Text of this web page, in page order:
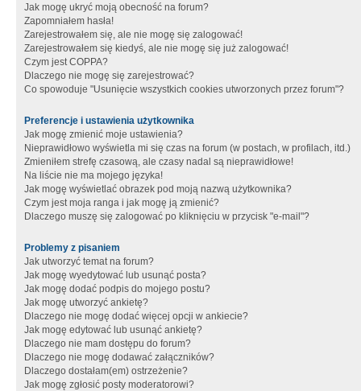
Jak mogę ukryć moją obecność na forum?
Zapomniałem hasła!
Zarejestrowałem się, ale nie mogę się zalogować!
Zarejestrowałem się kiedyś, ale nie mogę się już zalogować!
Czym jest COPPA?
Dlaczego nie mogę się zarejestrować?
Co spowoduje "Usunięcie wszystkich cookies utworzonych przez forum"?
Preferencje i ustawienia użytkownika
Jak mogę zmienić moje ustawienia?
Nieprawidłowo wyświetla mi się czas na forum (w postach, w profilach, itd.)
Zmieniłem strefę czasową, ale czasy nadal są nieprawidłowe!
Na liście nie ma mojego języka!
Jak mogę wyświetlać obrazek pod moją nazwą użytkownika?
Czym jest moja ranga i jak mogę ją zmienić?
Dlaczego muszę się zalogować po kliknięciu w przycisk "e-mail"?
Problemy z pisaniem
Jak utworzyć temat na forum?
Jak mogę wyedytować lub usunąć posta?
Jak mogę dodać podpis do mojego postu?
Jak mogę utworzyć ankietę?
Dlaczego nie mogę dodać więcej opcji w ankiecie?
Jak mogę edytować lub usunąć ankietę?
Dlaczego nie mam dostępu do forum?
Dlaczego nie mogę dodawać załączników?
Dlaczego dostałam(em) ostrzeżenie?
Jak mogę zgłosić posty moderatorowi?